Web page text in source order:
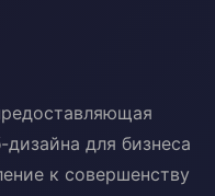
для бизнеса
к совершенству